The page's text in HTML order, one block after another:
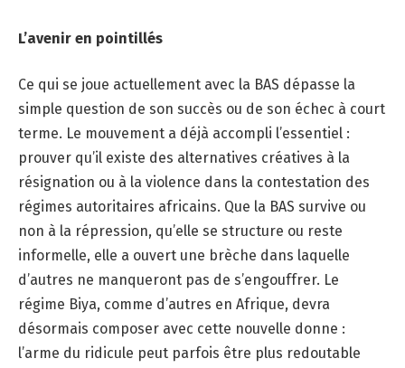
L’avenir en pointillés
Ce qui se joue actuellement avec la BAS dépasse la
simple question de son succès ou de son échec à court
terme. Le mouvement a déjà accompli l’essentiel :
prouver qu’il existe des alternatives créatives à la
résignation ou à la violence dans la contestation des
régimes autoritaires africains. Que la BAS survive ou
non à la répression, qu’elle se structure ou reste
informelle, elle a ouvert une brèche dans laquelle
d’autres ne manqueront pas de s’engouffrer. Le
régime Biya, comme d’autres en Afrique, devra
désormais composer avec cette nouvelle donne :
l’arme du ridicule peut parfois être plus redoutable